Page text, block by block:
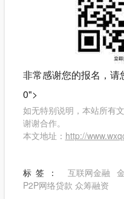
非常感谢您的报名，请
0">
如无特别说明，本站所有
谢谢合作。
本文地址： http://
标签： 互联网金融
P2P网络贷款 众筹融资